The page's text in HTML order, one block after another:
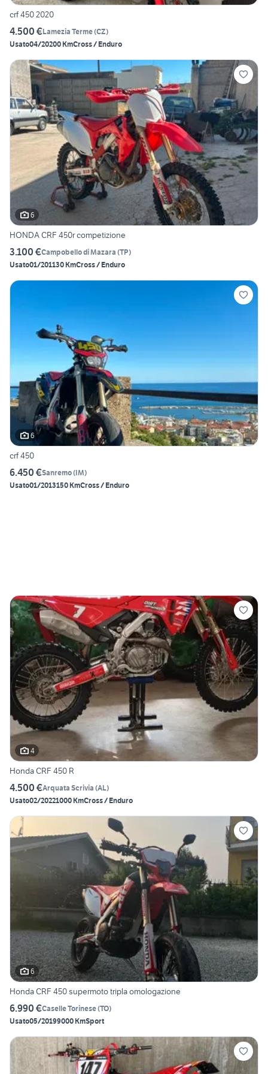
crf 450 2020
4.500 €Lamezia Terme(CZ)
Usato04/20200 KmCross / Enduro
6
HONDA CRF 450r competizione
3.100 €Campobello di Mazara (TP)
Usato01/201130 KmCross / Enduro
6
crf 450
6.450 €Sanremo(IM)
Usato01/2013150 KmCross / Enduro
4
Honda CRF 450 R
4.500 €Arquata Scrivia (AL)
Usato02/20221000 KmCross / Enduro
6
Honda CRF 450 supermoto tripla omologazione
6.990 €Caselle Torinese(TO)
Usato05/20199000 KmSport